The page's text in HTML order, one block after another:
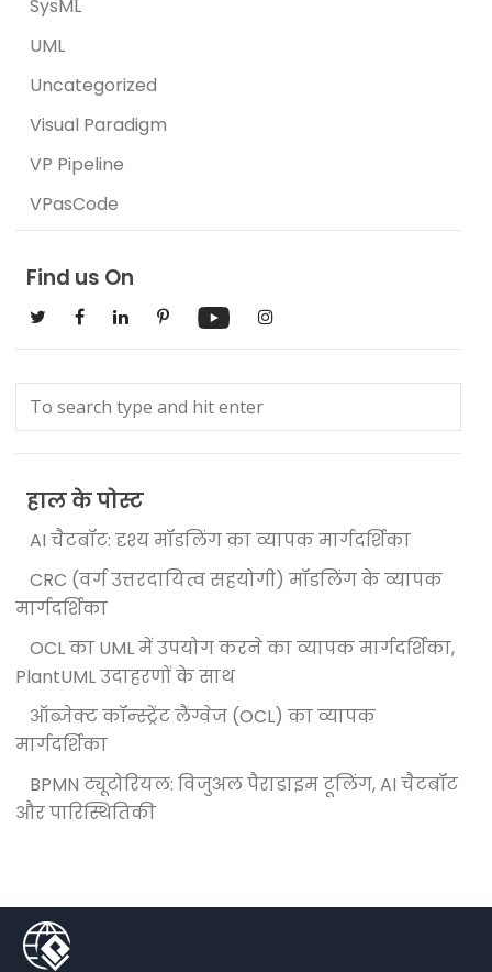
SysML
UML
Uncategorized
Visual Paradigm
VP Pipeline
VPasCode
Find us On
हाल के पोस्ट
AI चैटबॉट: दृश्य मॉडलिंग का व्यापक मार्गदर्शिका
CRC (वर्ग उत्तरदायित्व सहयोगी) मॉडलिंग के व्यापक
मार्गदर्शिका
OCL का UML में उपयोग करने का व्यापक मार्गदर्शिका,
PlantUML उदाहरणों के साथ
ऑब्जेक्ट कॉन्स्ट्रेंट लैंग्वेज (OCL) का व्यापक
मार्गदर्शिका
BPMN ट्यूटोरियल: विजुअल पैराडाइम टूलिंग, AI चैटबॉट
और पारिस्थितिकी